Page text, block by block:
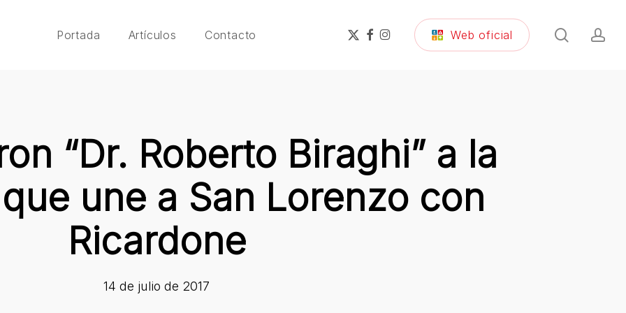
Portada Artículos Contacto
x-
twitter
facebook
instagram Web oficial search
“Dr. Roberto Biraghi” a la
une a San Lorenzo con
Ricardone
14 de julio de 2017